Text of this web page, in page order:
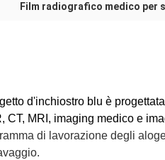
Film radiografico medico per
d'inchiostro blu è
MRI, imaging medico e
di lavorazione degli